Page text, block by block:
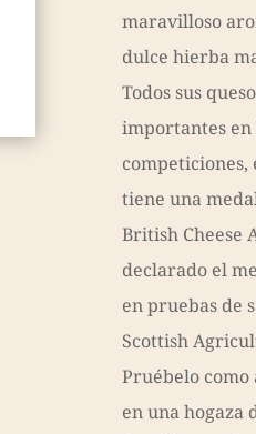
maravilloso
dulce hierba
Todos sus
importantes
tiene una
British Cheese
declarado el
en pruebas de
Scottish
Pruébelo
en una hogaza